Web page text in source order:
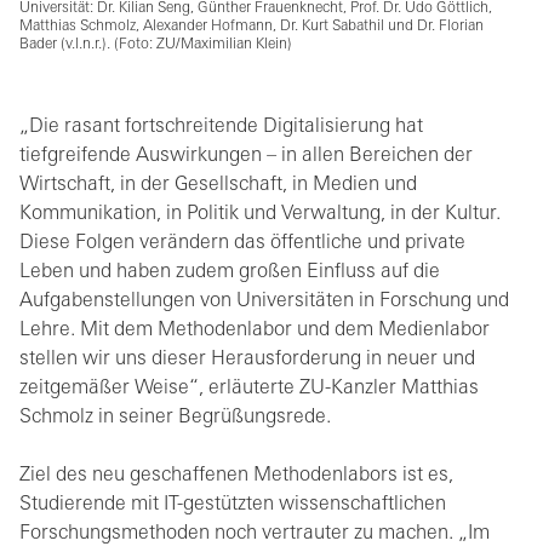
Universität: Dr. Kilian Seng, Günther Frauenknecht, Prof. Dr. Udo Göttlich,
Matthias Schmolz, Alexander Hofmann, Dr. Kurt Sabathil und Dr. Florian
Bader (v.l.n.r.). (Foto: ZU/Maximilian Klein)
„Die rasant fortschreitende Digitalisierung hat
tiefgreifende Auswirkungen – in allen Bereichen der
Wirtschaft, in der Gesellschaft, in Medien und
Kommunikation, in Politik und Verwaltung, in der Kultur.
Diese Folgen verändern das öffentliche und private
Leben und haben zudem großen Einfluss auf die
Aufgabenstellungen von Universitäten in Forschung und
Lehre. Mit dem Methodenlabor und dem Medienlabor
stellen wir uns dieser Herausforderung in neuer und
zeitgemäßer Weise“, erläuterte ZU-Kanzler Matthias
Schmolz in seiner Begrüßungsrede.
Ziel des neu geschaffenen Methodenlabors ist es,
Studierende mit IT-gestützten wissenschaftlichen
Forschungsmethoden noch vertrauter zu machen. „Im